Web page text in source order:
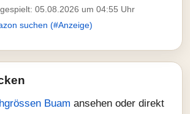
05.08.2026 um 04:55 Uhr
suchen (#Anzeige)
Buam ansehen oder direkt